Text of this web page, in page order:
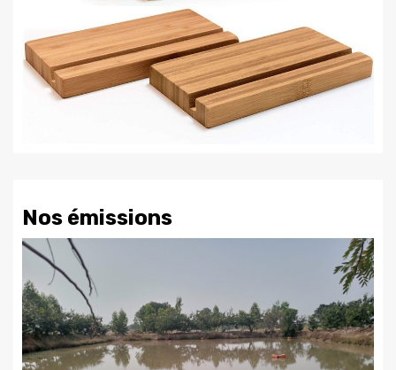
Nos émissions